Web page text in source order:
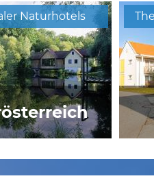
Naturhotels